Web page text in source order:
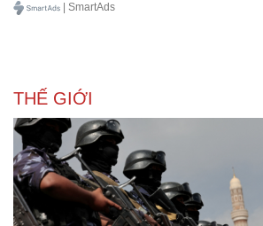
| SmartAds
THẾ GIỚI